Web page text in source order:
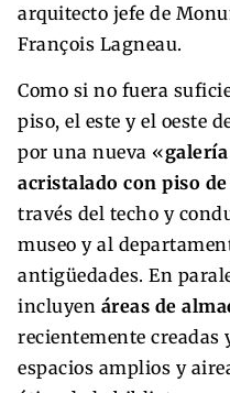
arquitecto jefe de
François Lagneau.
Como si no fuera
piso, el este y el oeste
por una nueva «
acristalado con piso
través del techo y
museo y al
antigüedades. En
incluyen áreas de
recientemente creadas
espacios amplios y